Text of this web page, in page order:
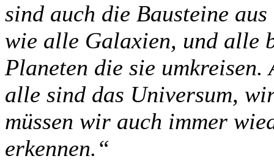
sind auch die Bausteine
wie alle Galaxien, und alle
Planeten die sie
alle sind das Universum,
müssen wir auch immer
erkennen.“